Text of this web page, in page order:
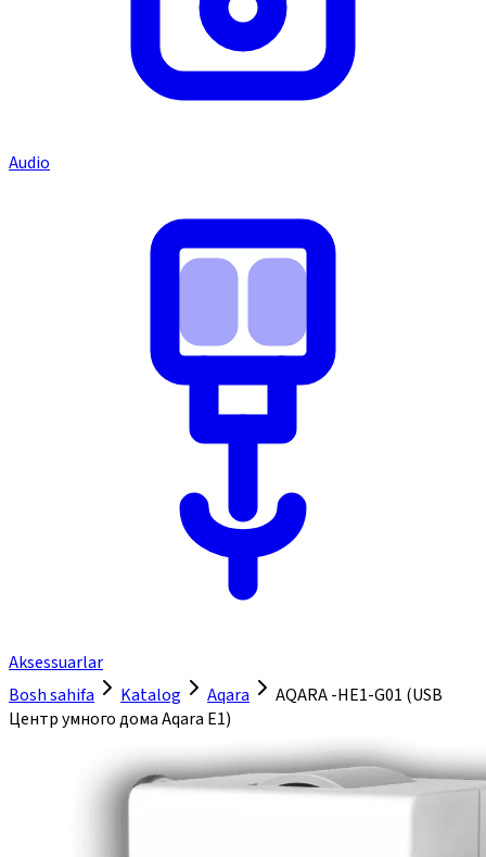
Audio
Aksessuarlar
Bosh sahifa
Katalog Aqara
AQARA -HE1-G01 (USB
Центр умного дома Aqara E1)